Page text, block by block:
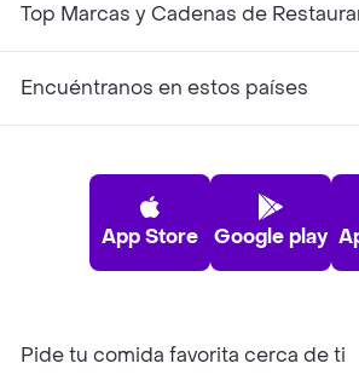
Top Marcas y Cadenas de
Encuéntranos en estos países
App Store Google play
Pide tu comida favorita cerca de ti